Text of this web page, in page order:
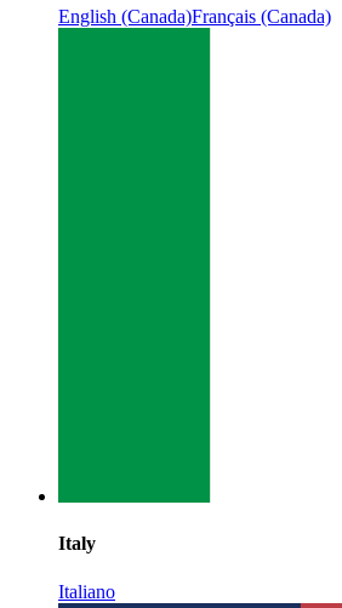
English (Canada)Français (Canada)
Italy
Italiano